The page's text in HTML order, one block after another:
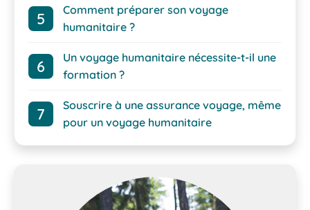
Comment préparer son voyage
humanitaire ?
Un voyage humanitaire nécessite-t-il une
formation ?
Souscrire à une assurance voyage, même
pour un voyage humanitaire